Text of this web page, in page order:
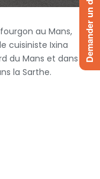
au Mans,
cuisiniste Ixina
du Mans et dans
la Sarthe.
Demander un devis